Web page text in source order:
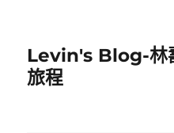
Levin's Blog-林
旅程